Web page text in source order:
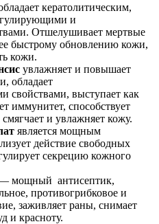
кератолитическим,
и
Отшелушивает мертвые
быстрому обновлению кожи,
кожи.
увлажняет и повышает
обладает
свойствами, выступает как
иммунитет, способствует
и увлажняет кожу.
является мощным
действие свободных
секрецию кожного
мощный антисептик,
противогрибковое и
заживляет раны, снимает
и красноту.